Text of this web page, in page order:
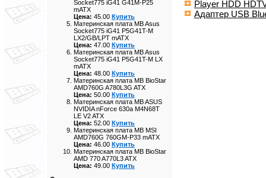
Socket775 iG41 G41M-P25
mATX
Цена: 45.00 Купить
Материнская плата MB Asus
Socket775 iG41 P5G41T-M
LX2/GB/LPT mATX
Цена: 47.00 Купить
Материнская плата MB Asus
Socket775 iG41 P5G41T-M LX
mATX
Цена: 48.00 Купить
Материнская плата MB BioStar
AMD760G A780L3G ATX
Цена: 50.00 Купить
Материнская плата MB ASUS
NVIDIA nForce 630a M4N68T
LE V2 ATX
Цена: 52.00 Купить
Материнская плата MB MSI
AMD760G 760GM-P33 mATX
Цена: 46.00 Купить
Материнская плата MB BioStar
AMD 770 A770L3 ATX
Цена: 49.00 Купить
Player HDD
Адаптер USB